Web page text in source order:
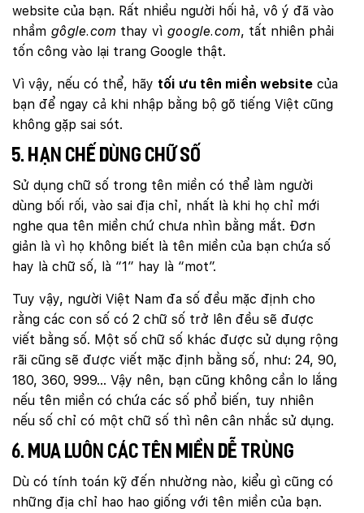
website của bạn. Rất nhiều người hối hả, vô ý đã vào
nhầm gôgle.com thay vì google.com, tất nhiên phải
tốn công vào lại trang Google thật.
Vì vậy, nếu có thể, hãy tối ưu tên miền website của
bạn để ngay cả khi nhập bằng bộ gõ tiếng Việt cũng
không gặp sai sót.
5. Hạn chế dùng chữ số
Sử dụng chữ số trong tên miền có thể làm người
dùng bối rối, vào sai địa chỉ, nhất là khi họ chỉ mới
nghe qua tên miền chứ chưa nhìn bằng mắt. Đơn
giản là vì họ không biết là tên miền của bạn chứa số
hay là chữ số, là “1” hay là “mot”.
Tuy vậy, người Việt Nam đa số đều mặc định cho
rằng các con số có 2 chữ số trở lên đều sẽ được
viết bằng số. Một số chữ số khác được sử dụng rộng
rãi cũng sẽ được viết mặc định bằng số, như: 24, 90,
180, 360, 999… Vậy nên, bạn cũng không cần lo lắng
nếu tên miền có chứa các số phổ biến, tuy nhiên
nếu số chỉ có một chữ số thì nên cân nhắc sử dụng.
6. Mua luôn các tên miền dễ trùng
Dù có tính toán kỹ đến nhường nào, kiểu gì cũng có
những địa chỉ hao hao giống với tên miền của bạn.